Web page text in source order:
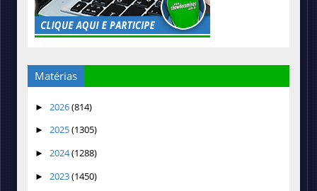
Matérias
► 2026(814)
► 2025(1305)
► 2024(1288)
► 2023(1450)